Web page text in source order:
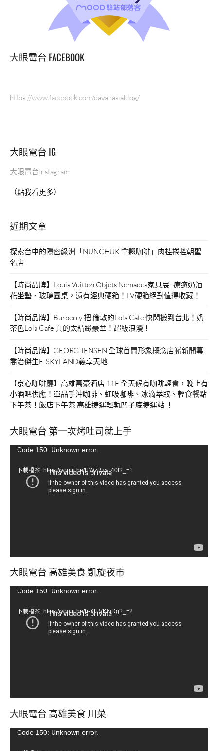
大眼電台 FACEBOOK
https://www.facebook.com/dayanasiablog/
大眼電台 IG
大眼電台Instagram
（點我看更多）
近期文章
探索台中的隱密綠洲「NUNCHUK 拿翹咖啡」肉桂捲控朝聖
名店
【時尚品牌】Louis Vuitton Objets Nomades家具展 !療癒奶油
花坐墊、玻璃圓桌，還有經典硬箱！LV硬箱絕對值得收藏！
【時尚品牌】Burberry 把 倫敦的Lola Cafe 快閃搬到台北！奶
茶色Lola Cafe 真的太精緻豪華！超級浪漫！
【時尚品牌】GEORG JENSEN 全球首間形象概念店嶄新開幕 :
喬治傑生E-SKYLAND義享天地
【京心咖啡廳】高雄萬豪酒店 11F 全天候有咖啡輕食，晚上有
小酒吧供應！單品手沖咖啡、虹吸咖啡、冰滴萃取、輕食餐點
下午茶！飯店下午茶 高雄捷運輕軌凹子底捷運站 ！
大眼電台 第一次烤吐司就上手
視Code 150: Unknown error.
下載檔案: https://youtu.be/tLWzRzx_40I?_=1
大眼電台 高雄美食 凱旋夜市
視Code 150: Unknown error.
下載檔案: https://youtu.be/b-XfFVK6jDg?_=2
大眼電台 高雄美食 川菜
視Code 150: Unknown error.